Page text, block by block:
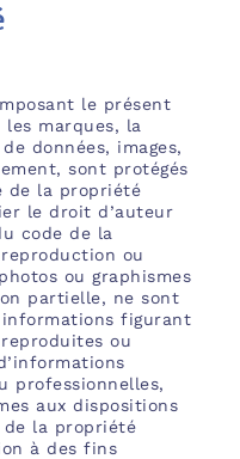
le présent
marques, la
données, images,
sont protégés
de la propriété
le droit d’auteur
code de la
ou
ou graphismes
partielle, ne sont
figurant
ou
professionnelles,
aux dispositions
de la propriété
à des fins